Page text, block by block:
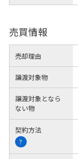
売買情報
売却理由
譲渡対象物
譲渡対象となら
ない物
契約方法
?